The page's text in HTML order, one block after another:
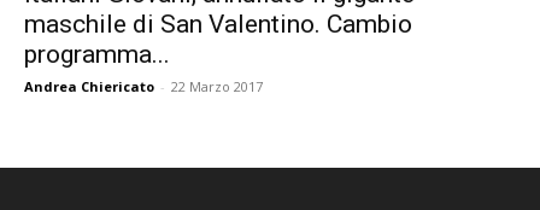
maschile di San Valentino. Cambio
programma...
Andrea Chiericato - 22 Marzo 2017